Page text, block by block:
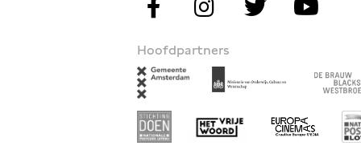
Hoofdpartners